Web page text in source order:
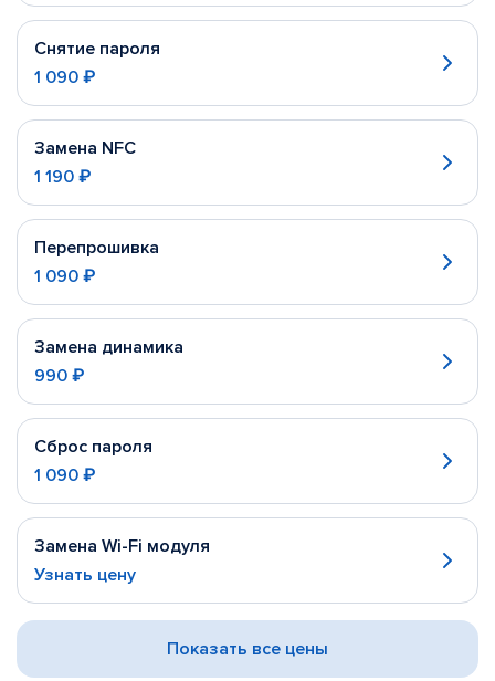
Снятие пароля
1 090 ₽
Замена NFC
1 190 ₽
Перепрошивка
1 090 ₽
Замена динамика
990 ₽
Сброс пароля
1 090 ₽
Замена Wi-Fi модуля
Узнать цену
Показать все цены